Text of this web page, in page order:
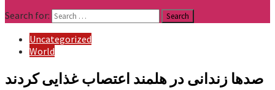
Search for:
Uncategorized
World
صدها زندانی در هلمند اعتصاب غذایی کردند